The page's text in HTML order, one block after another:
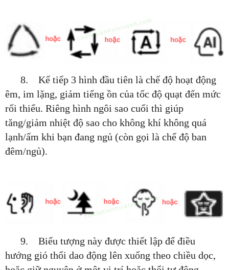
8. Kế tiếp 3 hình đầu tiên là chế độ hoạt động
êm, im lặng, giảm tiếng ồn của tốc độ quạt đến mức
rối thiểu. Riêng hình ngôi sao cuối thì giúp
tăng/giảm nhiệt độ sao cho không khí không quá
lạnh/ấm khi bạn đang ngủ (còn gọi là chế độ ban
đêm/ngủ).
9. Biểu tượng này được thiết lập để điều
hướng gió thổi dao động lên xuống theo chiều dọc,